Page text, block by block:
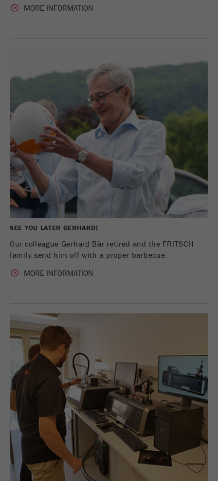
MORE INFORMATION
SEE YOU LATER GERHARD!
Our colleague Gerhard Bär retired and the FRITSCH
family send him off with a proper barbecue.
MORE INFORMATION